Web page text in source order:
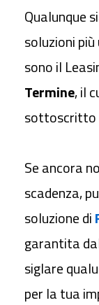
Qualunque
soluzioni
sono il
Termine, il
sottoscritto
Se ancora
scadenza,
soluzione di
garantita
siglare
per la tua